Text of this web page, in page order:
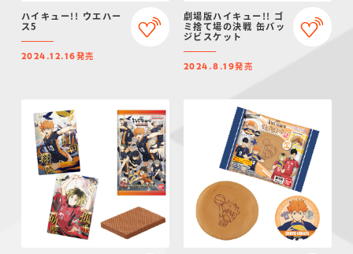
ハイキュー!! ウエハー
ス5
2024.12.16発売
劇場版ハイキュー!! ゴ
ミ捨て場の決戦 缶バッ
ジビスケット
2024.8.19発売